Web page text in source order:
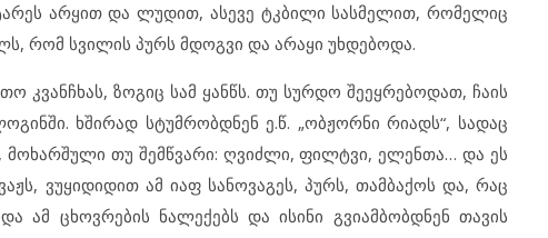
არყით და ლუდით, ასევე ტკბილი სასმელით, რომელიც
რომ სვილის პურს მდოგვი და არაყი უხდებოდა.
კვანჩხას, ზოგიც სამ ყანწს. თუ სურდო შეეყრებოდათ, ჩაის
ხშირად სტუმრობდნენ ე.წ. „ობჟორნი რიადს“, სადაც
მოხარშული თუ შემწვარი: ღვიძლი, ფილტვი, ელენთა… და ეს
ვუყიდიდით ამ იაფ სანოვაგეს, პურს, თამბაქოს და, რაც
ამ ცხოვრების ნალექებს და ისინი გვიამბობდნენ თავის